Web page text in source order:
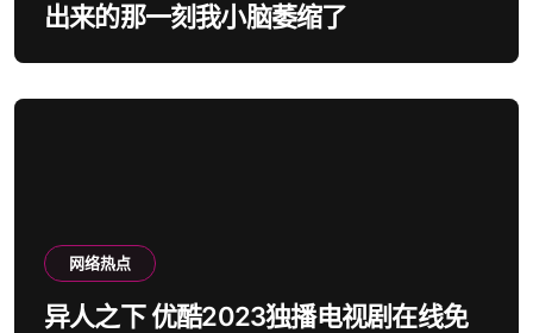
出来的那一刻我小脑萎缩了
网络热点
异人之下 优酷2023独播电视剧在线免